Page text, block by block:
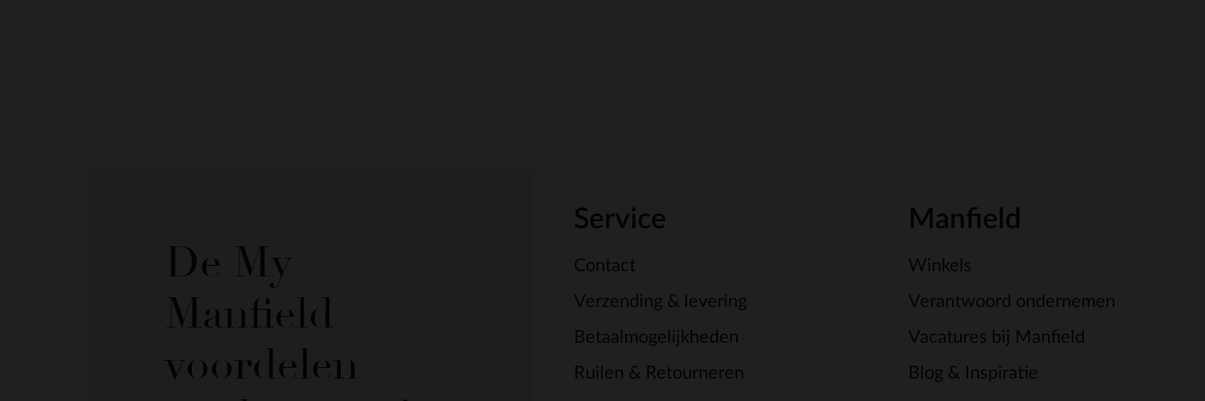
De My
Manfield
voordelen
Service
Contact
Verzending & levering
Betaalmogelijkheden
Ruilen & Retourneren
Manfield
Winkels
Verantwoord ondernemen
Vacatures bij Manfield
Blog & Inspiratie